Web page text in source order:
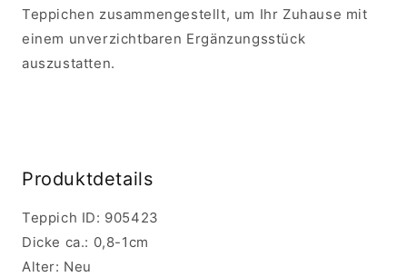
Teppichen zusammengestellt, um Ihr Zuhause mit
einem unverzichtbaren Ergänzungsstück
auszustatten.
Produktdetails
Teppich ID: 905423
Dicke ca.: 0,8-1cm
Alter: Neu